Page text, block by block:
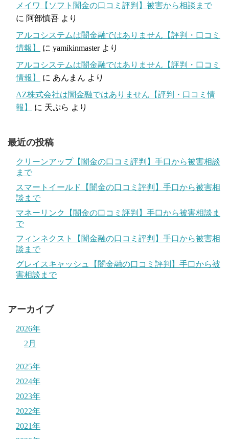
メイワ【ソフト闇金の口コミ評判】被害から相談まで
に 阿部慎吾 より
アルコシステムは闇金融ではありません【評判・口コミ
情報】
に yamikinmasterより
アルコシステムは闇金融ではありません【評判・口コミ
情報】
に あんまん より
AZ株式会社は闇金融ではありません【評判・口コミ情
報】
に 天ぷら より
最近の投稿
クリーンアップ【闇金の口コミ評判】手口から被害相談
まで
スマートイールド【闇金の口コミ評判】手口から被害相
談まで
マネーリンク【闇金の口コミ評判】手口から被害相談ま
で
フィンネクスト【闇金融の口コミ評判】手口から被害相
談まで
グレイスキャッシュ【闇金融の口コミ評判】手口から被
害相談まで
アーカイブ
2026年
2月
2025年
2024年
2023年
2022年
2021年